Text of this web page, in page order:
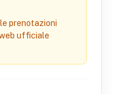
prenotazioni
ufficiale